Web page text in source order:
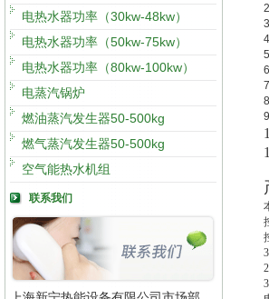
电热水器功率（30kw-48kw）
电热水器功率（50kw-75kw）
电热水器功率（80kw-100kw）
电蒸汽锅炉
燃油蒸汽发生器50-500kg
燃气蒸汽发生器50-500kg
空气能热水机组
联系我们
2
3
4
5
6
7
8
9